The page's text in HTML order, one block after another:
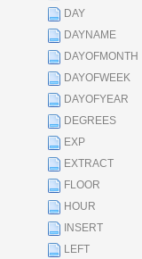
DAY
DAYNAME
DAYOFMONTH
DAYOFWEEK
DAYOFYEAR
DEGREES
EXP
EXTRACT
FLOOR
HOUR
INSERT
LEFT